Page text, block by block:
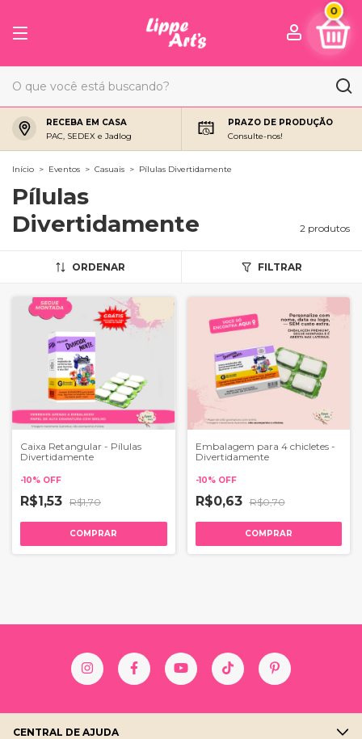
0
RECEBA EM CASA
PAC, SEDEX e Jadlog
PRAZO DE PRODUÇÃO
Consulte-nos!
Início > Eventos > Casuais > Pílulas Divertidamente
Pílulas
Divertidamente
2 produtos
ORDENAR FILTRAR
Caixa Retangular - Pílulas
Divertidamente
-10% OFF
R$1,53 R$1,70
COMPRAR
Embalagem para 4 chicletes -
Divertidamente
-10% OFF
R$0,63 R$0,70
COMPRAR
CENTRAL DE AJUDA